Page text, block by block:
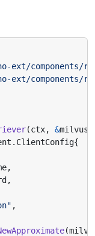
ext/components/
ext/components/
(ctx, &milvus2
. ClientConfig{
,
,
,
(